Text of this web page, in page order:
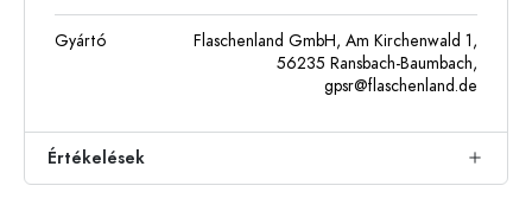
Gyártó
Flaschenland GmbH, Am Kirchenwald 1,
56235 Ransbach-Baumbach,
gpsr@flaschenland.de
Értékelések